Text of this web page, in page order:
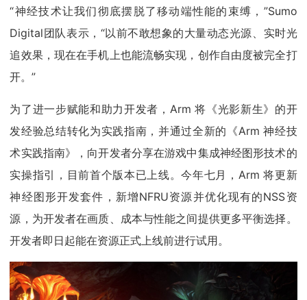
“神经技术让我们彻底摆脱了移动端性能的束缚，”Sumo
Digital团队表示，“以前不敢想象的大量动态光源、实时光
追效果，现在在手机上也能流畅实现，创作自由度被完全打
开。”
为了进一步赋能和助力开发者，Arm 将《光影新生》的开
发经验总结转化为实践指南，并通过全新的《Arm 神经技
术实践指南》，向开发者分享在游戏中集成神经图形技术的
实操指引，目前首个版本已上线。今年七月，Arm 将更新
神经图形开发套件，新增NFRU资源并优化现有的NSS资
源，为开发者在画质、成本与性能之间提供更多平衡选择。
开发者即日起能在资源正式上线前进行试用。